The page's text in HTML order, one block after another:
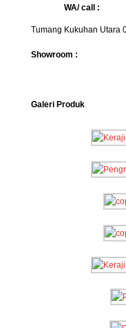
WA/
Tumang Kukuhan Utara
Showroom :
Galeri Produk